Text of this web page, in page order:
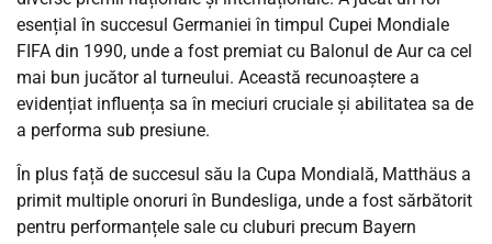
esențial în succesul Germaniei în timpul Cupei Mondiale
FIFA din 1990, unde a fost premiat cu Balonul de Aur ca cel
mai bun jucător al turneului. Această recunoaștere a
evidențiat influența sa în meciuri cruciale și abilitatea sa de
a performa sub presiune.
În plus față de succesul său la Cupa Mondială, Matthäus a
primit multiple onoruri în Bundesliga, unde a fost sărbătorit
pentru performanțele sale cu cluburi precum Bayern